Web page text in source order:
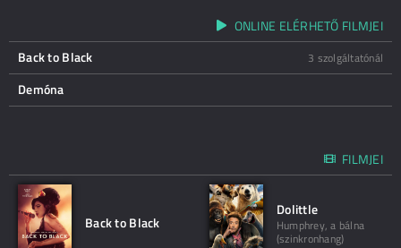
ONLINE ELÉRHETŐ FILMJEI
Back to Black
3 szolgáltatónál
Demóna
FILMJEI
Back to Black
Dolittle
Humphrey, a bálna
(szinkronhang)